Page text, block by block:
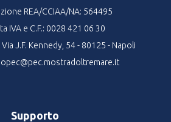
REA/CCIAA/NA: 564495
IVA e C.F.: 0028 421 06 30
J.F. Kennedy, 54 - 80125 - Napoli
Supporto